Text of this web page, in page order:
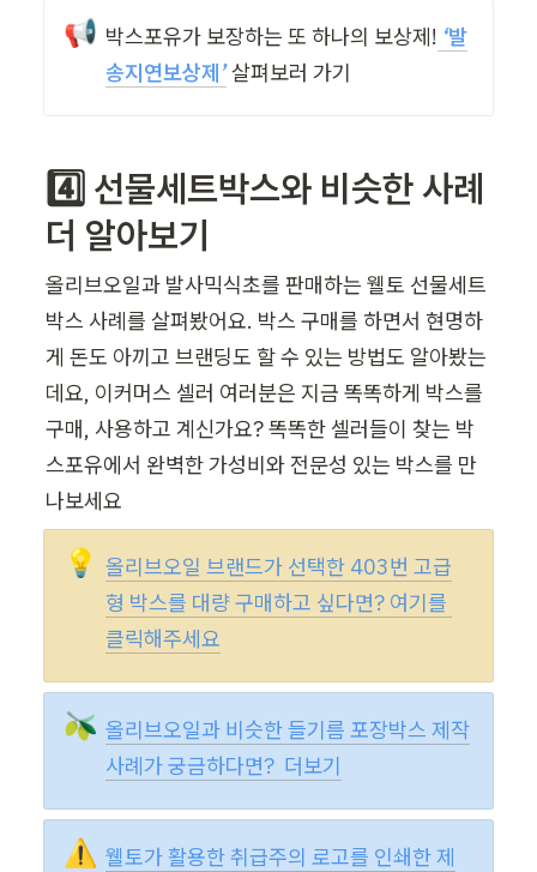
📢 박스포유가 보장하는 또 하나의 보상제! ‘발
송지연보상제’ 살펴보러 가기
4️⃣ 선물세트박스와 비슷한 사례
더 알아보기
올리브오일과 발사믹식초를 판매하는 웰토 선물세트
박스 사례를 살펴봤어요. 박스 구매를 하면서 현명하
게 돈도 아끼고 브랜딩도 할 수 있는 방법도 알아봤는
데요, 이커머스 셀러 여러분은 지금 똑똑하게 박스를
구매, 사용하고 계신가요? 똑똑한 셀러들이 찾는 박
스포유에서 완벽한 가성비와 전문성 있는 박스를 만
나보세요
💡 올리브오일 브랜드가 선택한 403번 고급
형 박스를 대량 구매하고 싶다면? 여기를
클릭해주세요
🫒 올리브오일과 비슷한 들기름 포장박스 제작
사례가 궁금하다면?  더보기
⚠️ 웰토가 활용한 취급주의 로고를 인쇄한 제